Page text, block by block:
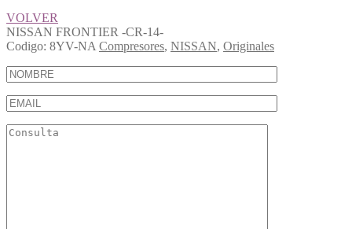
VOLVER
NISSAN FRONTIER -CR-14-
Codigo: 8YV-NA Compresores, NISSAN, Originales